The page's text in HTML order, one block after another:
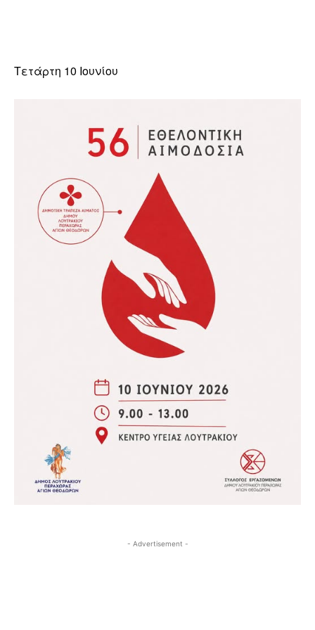
Τετάρτη 10 Ιουνίου
- Advertisement -